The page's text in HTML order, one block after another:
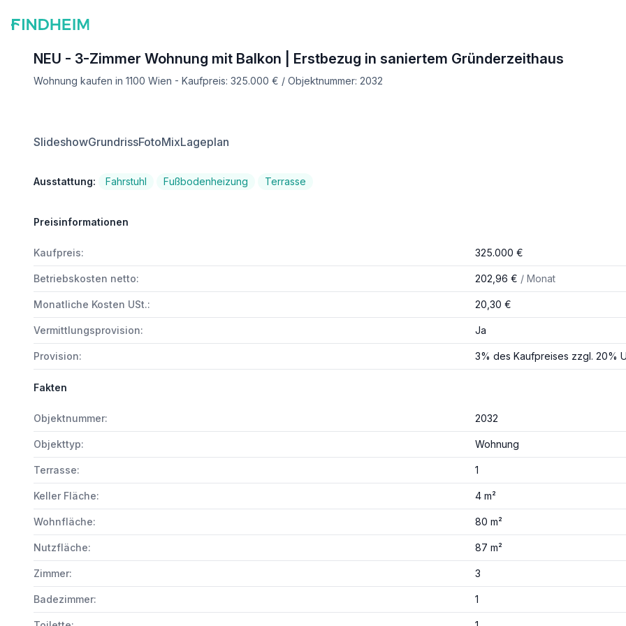
NEU - 3-Zimmer Wohnung mit Balkon | Erstbezug in saniertem Gründerzeithaus
Wohnung kaufen in 1100 Wien - Kaufpreis: 325.000 € / Objektnummer: 2032
SlideshowGrundrissFotoMixLageplan
Ausstattung: Fahrstuhl Fußbodenheizung Terrasse
Preisinformationen
Kaufpreis: 325.000 €
Betriebskosten netto: 202,96 € / Monat
Monatliche Kosten USt.: 20,30 €
Vermittlungsprovision: Ja
Provision: 3% des Kaufpreises zzgl. 20%
Fakten
Objektnummer: 2032
Objekttyp: Wohnung
Terrasse: 1
Keller Fläche: 4 m²
Wohnfläche: 80 m²
Nutzfläche: 87 m²
Zimmer: 3
Badezimmer: 1